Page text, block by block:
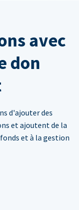
avec
don
d'ajouter des
et ajoutent de la
et à la gestion